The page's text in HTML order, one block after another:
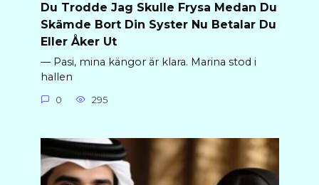
Du Trodde Jag Skulle Frysa Medan Du
Skämde Bort Din Syster Nu Betalar Du
Eller Åker Ut
— Pasi, mina kängor är klara. Marina stod i
hallen
0 295